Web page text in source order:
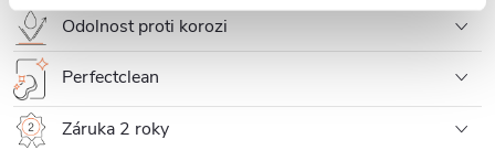
Odolnost proti korozi
Perfectclean
Záruka 2 roky